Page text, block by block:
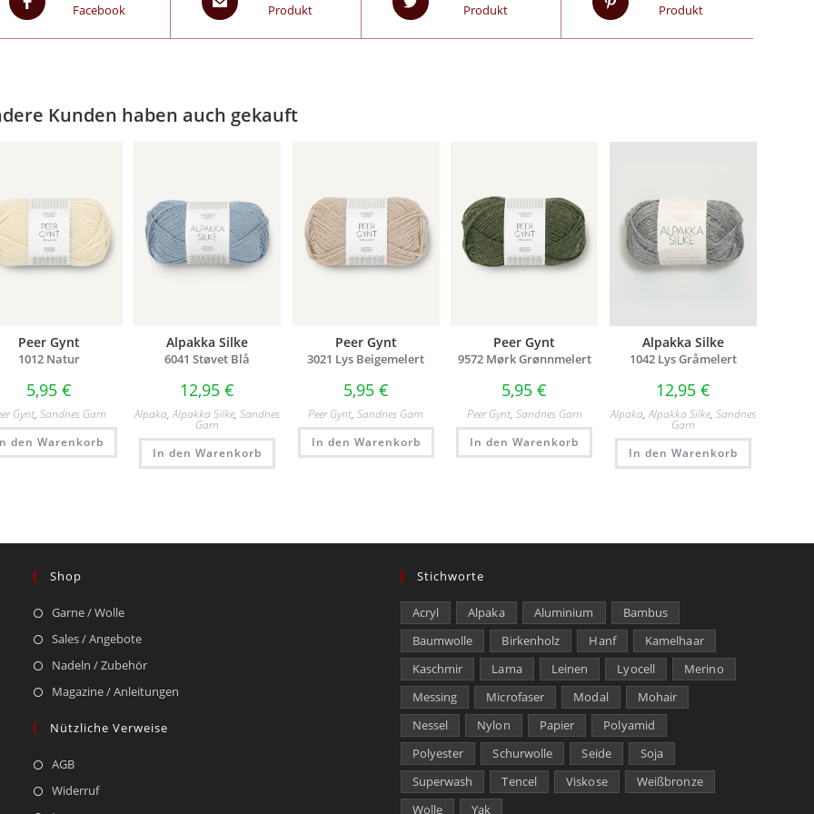
Facebook
Produkt
Produkt
Produkt
Kunden haben auch gekauft
Peer Gynt
1012 Natur
5,95 €
Gynt,Sandnes Garn
den Warenkorb
Alpakka Silke
6041 Støvet Blå
12,95€
Alpaka,Alpakka Silke,Sandnes
Garn
In den Warenkorb
Peer Gynt
3021 Lys Beigemelert
5,95 €
Peer Gynt,Sandnes Garn
In den Warenkorb
Peer Gynt
9572 Mørk Grønnmelert
5,95€
Peer Gynt, Sandnes Garn
In den Warenkorb
Alpakka Silke
1042 Lys Gråmelert
12,95 €
Alpaka,Alpakka Silke, Sandnes
Garn
In den Warenkorb
Shop
Garne / Wolle
Sales / Angebote
Nadeln / Zubehör
Magazine / Anleitungen
Nützliche Verweise
AGB
Widerruf
Stichworte
Acryl Alpaka Aluminium
Bambus
Baumwolle
Birkenholz Hanf
Kamelhaar
Kaschmir
Lama Leinen Lyocell
Merino
Messing
Microfaser Modal
Mohair
Nessel
Nylon Papier
Polyamid
Polyester
Schurwolle Seide
Soja
Superwash
Tencel Viskose
Weißbronze
Wolle
Yak